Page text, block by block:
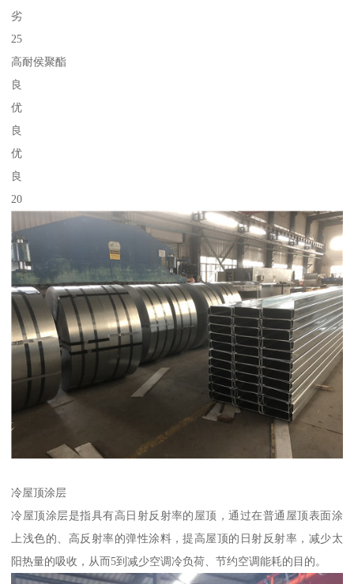
劣
25
高耐侯聚酯
良
优
良
优
良
20
冷屋顶涂层
冷屋顶涂层是指具有高日射反射率的屋顶，通过在普通屋顶表面涂
上浅色的、高反射率的弹性涂料，提高屋顶的日射反射率，减少太
阳热量的吸收，从而5到减少空调冷负荷、节约空调能耗的目的。